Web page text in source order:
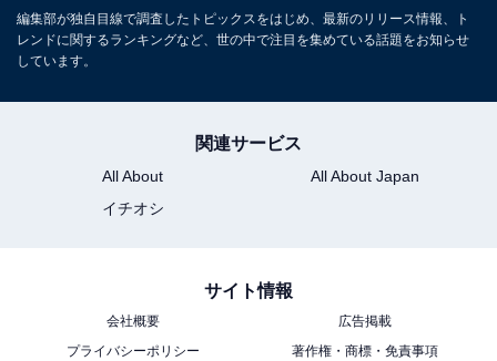
（28歳女性）」「一途でかっこよかったから（27歳女
性）」など、落ち着いた中にも強さを感じる演技に引き
込まれたという声が集まりました。
ラと合致していた（34歳女性）」「涙を流す姿が綺麗す
ぎた（25歳女性）」「ソンイェジンの魅力が最大限生か
柔らかい表情に変わっていく様がさすがだなと感じまし
た（27歳女性）」「切ない表情が魅力的です（35歳女
性）」など、切ない気持ちが伝わる演技に「嗚咽するほ
編集部が独自目線で調査したトピックスをはじめ、最新のリリース情報、ト
レンドに関するランキングなど、世の中で注目を集めている話題をお知らせ
しています。
関連サービス
All About
All About Japan
イチオシ
サイト情報
会社概要
広告掲載
プライバシーポリシー
著作権・商標・免責事項